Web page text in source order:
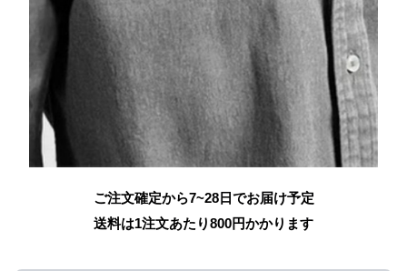
ご注文確定から7~28日でお届け予定
送料は1注文あたり800円かかります